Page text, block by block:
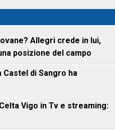
Allegri crede in lui,
posizione del campo
Castel di Sangro ha
Vigo in Tv e streaming: